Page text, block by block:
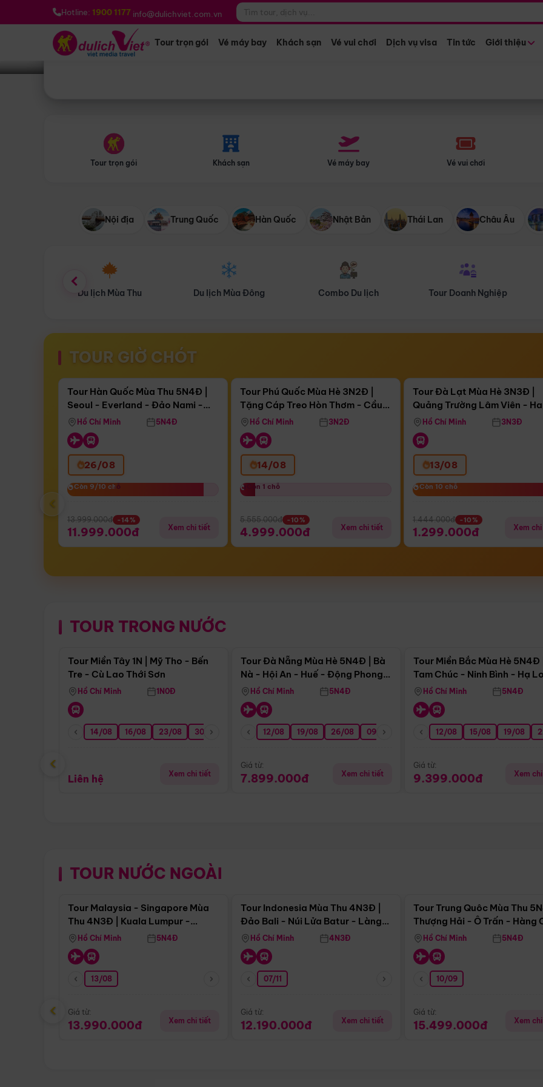
Hotline: 1900 1177 info@dulichviet.com.vn
Tour trọn gói Vé máy bay Khách sạn Vé vui chơi Dịch vụ visa Tin tức Giới thiệu
Bạn muốn đi đâu? *
Tour trọn gói Khách sạn Vé máy bay Vé vui chơi
Nội địa Trung Quốc Hàn Quốc Nhật Bản Thái Lan Châu Âu
Du lịch Mùa Đông Combo Du lịch Tour Doanh Nghiệp Du lịch Hành Hương
TOUR GIỜ CHÓT
Còn17 ngày 07:14:41
Bay Sun Phuquoc Airways
Điểm nổi bật
Tour Hàn Quốc Mùa Thu 5N4Đ |
Seoul - Everland - Đảo Nami -
Tháp Namsan (Bay Sun Phuquoc
Airways)
Hồ Chí Minh 5N4Đ
26/08
Còn 9/10 chỗ
Còn 9/10 chỗ
13.999.000đ -14%
11.999.000đ Xem chi tiết
Còn05 ngày 07:14:41
Tặng Cáp Treo Hòn Thơm
Tour Phú Quốc Mùa Hè 3N2Đ |
Tặng Cáp Treo Hòn Thơm - Cầu
Hôn - Công Viên Nước Aquatopia
Hồ Chí Minh 3N2Đ
14/08
Còn 1 chỗ
Còn 1 chỗ
5.555.000đ -10%
4.999.000đ Xem chi tiết
Còn04 ngày 07:14:41
Tour Đà Lạt Mùa Hè 3N3Đ |
Quảng Trường Lâm Viên -
Hill - Puppy Farm
Hồ Chí Minh 3N3Đ
13/08
Còn 10 chỗ
Còn 10 chỗ
1.444.000đ -10%
1.299.000đ Xem
‹
TOUR TRONG NƯỚC
Điểm nổi bật
Tour Miền Tây 1N | Mỹ Tho - Bến
Tre - Cù Lao Thới Sơn
Hồ Chí Minh 1N0Đ
14/08 16/08 23/08 30/08 06/09 13/09 20/09 27/09
Liên hệ Xem chi tiết
Tour Đà Nẵng Mùa Hè 5N4Đ | Bà
Nà - Hội An - Huế - Động Phong
NhaHồ Chí Minh 5N4Đ
12/08 19/08 26/08 09/09 16/09 23/09 30/09 07/10
Giá từ:
7.899.000đ Xem chi tiết
Tour Miền Bắc Mùa Hè 5N4Đ |
Tam Chúc - Ninh Bình - Hạ
Hồ Chí Minh 5N4Đ
12/08 15/08 19/08
Giá từ:
9.399.000đ Xem
‹
TOUR NƯỚC NGOÀI
Điểm nổi bật
Tour Malaysia - Singapore Mùa
Thu 4N3Đ | Kuala Lumpur -
Malacca - Johor Baru -
Singapore
Hồ Chí Minh 5N4Đ
13/08
Giá từ:
13.990.000đ Xem chi tiết
Tour Indonesia Mùa Thu 4N3Đ |
Đảo Bali - Núi Lửa Batur - Làng
Penglipuran
Hồ Chí Minh 4N3Đ
07/11
Giá từ:
12.190.000đ Xem chi tiết
Tour Trung Quôc Mùa Thu
Thượng Hải - Ô Trấn - Hàng
(Tour Không Shopping)
Hồ Chí Minh 5N4Đ
10/09
Giá từ:
15.499.000đ Xem
‹